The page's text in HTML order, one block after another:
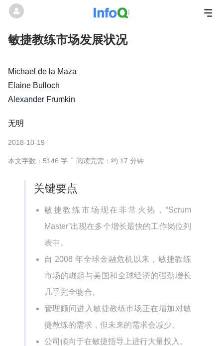
敏捷教练市场发展状况
Michael de la Maza
Elaine Bulloch
Alexander Frumkin
无明
2018-10-19
本文字数：5146 字 阅读完需：约 17 分钟
关键要点
敏捷教练市场现在非常火热，“Scrum
Master”出现在多个增长最快的工作岗位列
表中。
自 2008 年全球金融危机以来，敏捷教练
市场的崛起与美国和全球经济的强劲增长
几乎完全吻合。
管理顾问进入敏捷教练市场正在增加对敏
捷教练的需求，但未来的需求会减少。
公司倾向于在敏捷指导上进行大量投入。